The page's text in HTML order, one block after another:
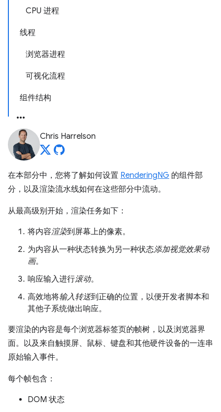
CPU 进程
线程
浏览器进程
可视化流程
组件结构
Chris Harrelson
在本部分中，您将了解如何设置 RenderingNG 的组件部
分，以及渲染流水线如何在这些部分中流动。
从最高级别开始，渲染任务如下：
将内容渲染到屏幕上的像素。
为内容从一种状态转换为另一种状态添加视觉效果动
画。
响应输入进行滚动。
高效地将输入转送到正确的位置，以便开发者脚本和
其他子系统做出响应。
要渲染的内容是每个浏览器标签页的帧树，以及浏览器界
面。以及来自触摸屏、鼠标、键盘和其他硬件设备的一连串
原始输入事件。
每个帧包含：
DOM 状态